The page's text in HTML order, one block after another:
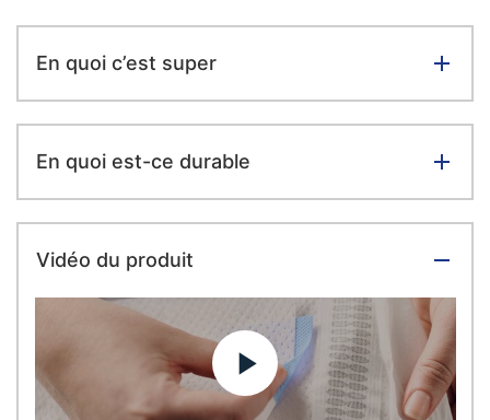
En quoi c’est super
En quoi est-ce durable
Vidéo du produit